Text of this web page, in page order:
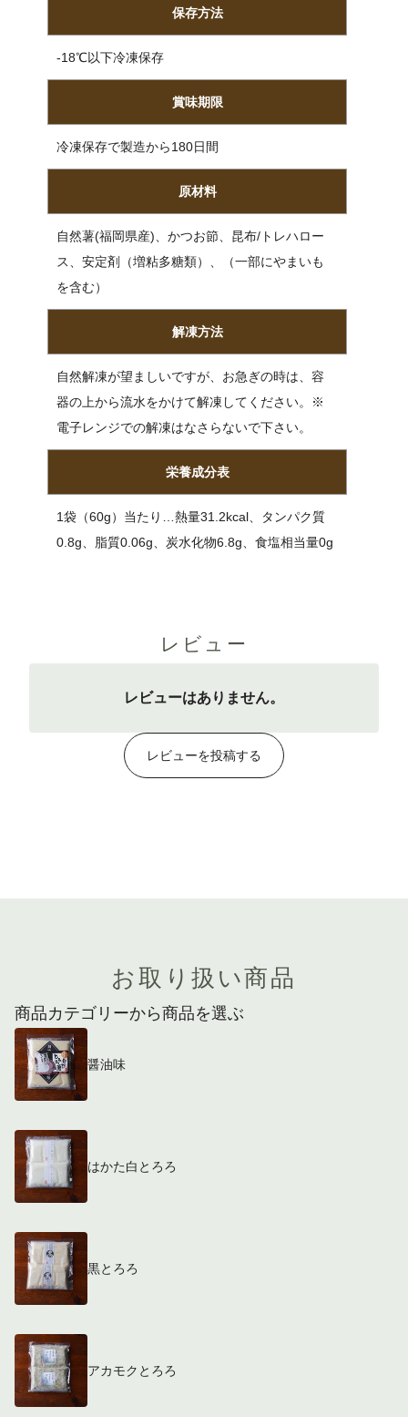
保存方法
-18℃以下冷凍保存
賞味期限
冷凍保存で製造から180日間
原材料
自然薯(福岡県産)、かつお節、昆布/トレハロー
ス、安定剤（増粘多糖類）、（一部にやまいも
を含む）
解凍方法
自然解凍が望ましいですが、お急ぎの時は、容
器の上から流水をかけて解凍してください。※
電子レンジでの解凍はなさらないで下さい。
栄養成分表
1袋（60g）当たり…熱量31.2kcal、タンパク質
0.8g、脂質0.06g、炭水化物6.8g、食塩相当量0g
レビュー
レビューはありません。
レビューを投稿する
お取り扱い商品
商品カテゴリーから商品を選ぶ
醤油味
はかた白とろろ
黒とろろ
アカモクとろろ